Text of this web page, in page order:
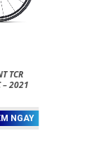
TCR
– 2021
NGAY